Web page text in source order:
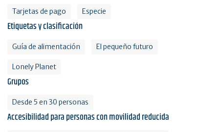
Tarjetas de pago Especie
Etiquetas y clasificación
Guía de alimentación El pequeño futuro
Lonely Planet
Grupos
Desde 5 en 30 personas
Accesibilidad para personas con movilidad reducida